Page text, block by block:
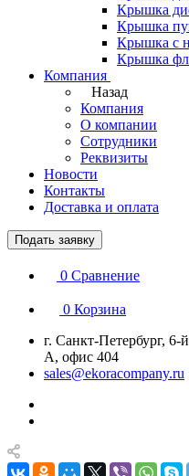
Крышка
Крышка
Крышка с
Крышка
Компания
Назад
Компания
О компании
Сотрудники
Реквизиты
Новости
Контакты
Доставка и оплата
Подать заявку
0 Сравнение
0 Корзина
г. Санкт-Петербург,
А, офис 404
sales@ekoracompany.ru